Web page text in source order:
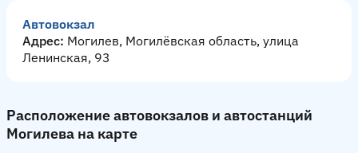
Автовокзал
Адрес: Могилев, Могилёвская область, улица
Ленинская, 93
Расположение автовокзалов и автостанций
Могилева на карте